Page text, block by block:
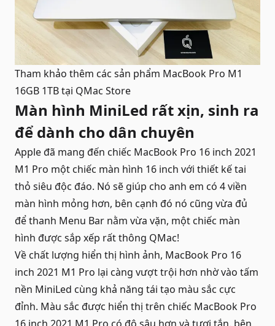
Tham khảo thêm các sản phẩm MacBook Pro M1
16GB 1TBtại QMac Store
Màn hình MiniLed rất xịn, sinh ra
để dành cho dân chuyên
Apple đã mang đến chiếc MacBook Pro 16 inch 2021
M1 Pro một chiếc màn hình 16 inch với thiết kế tai
thỏ siêu độc đáo. Nó sẽ giúp cho anh em có 4 viền
màn hình mỏng hơn, bên cạnh đó nó cũng vừa đủ
để thanh Menu Bar nằm vừa vặn, một chiếc màn
hình được sắp xếp rất thông QMac!
Về chất lượng hiển thị hình ảnh, MacBook Pro 16
inch 2021 M1 Pro lại càng vượt trội hơn nhờ vào tấm
nền MiniLed cùng khả năng tái tạo màu sắc cực
đỉnh. Màu sắc được hiển thị trên chiếc MacBook Pro